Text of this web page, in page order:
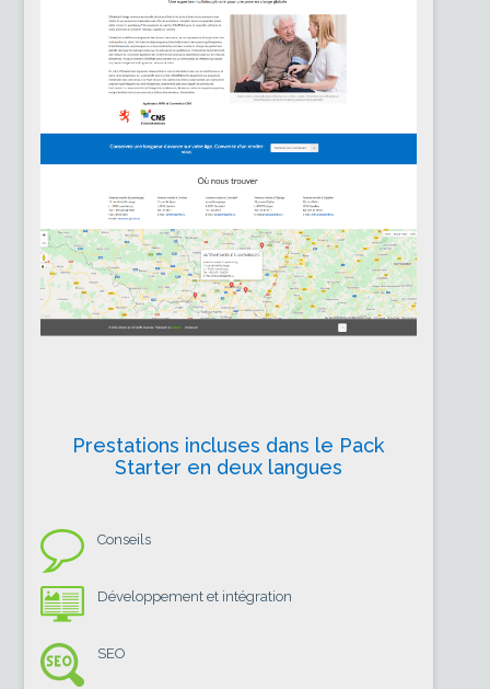
Prestations incluses dans le Pack
Starter en deux langues
Conseils
Développement et intégration
SEO